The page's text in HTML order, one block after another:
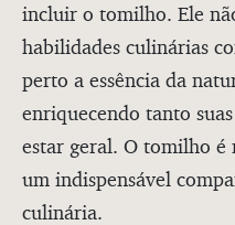
incluir o tomilho. Ele
habilidades culinárias
perto a essência da
enriquecendo tanto
estar geral. O tomilho é
um indispensável
culinária.